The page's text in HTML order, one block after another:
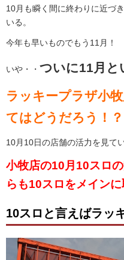
10月も瞬く間に終わりに近づ
いる。
今年も早いものでもう11月！
いや・・ ついに11月と
ラッキープラザ小
てはどうだろう！？
10月10日の店舗の活力を見て
小牧店の10月10スロ
らも10スロをメインに
10スロと言えばラッ